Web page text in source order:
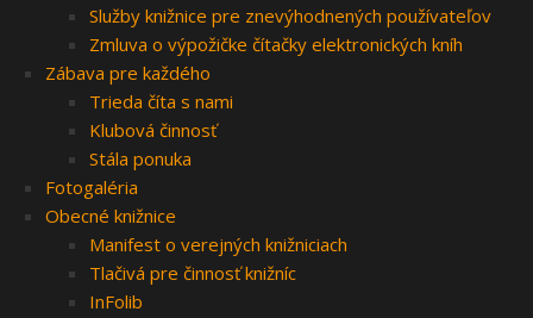
Služby knižnice pre znevýhodnených používateľov
Zmluva o výpožičke čítačky elektronických kníh
Zábava pre každého
Trieda číta s nami
Klubová činnosť
Stála ponuka
Fotogaléria
Obecné knižnice
Manifest o verejných knižniciach
Tlačivá pre činnosť knižníc
InFolib